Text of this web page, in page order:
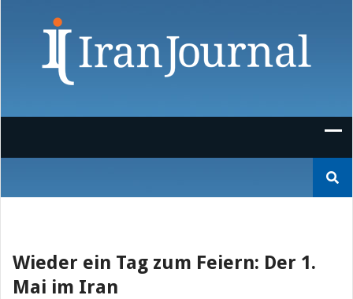
nach:
Wieder ein Tag zum Feiern: Der 1.
Mai im Iran